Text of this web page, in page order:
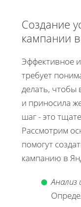
Создание
кампании
Эффективное
требует
делать, чтобы
и приносила
шаг - это
Рассмотрим
помогут
кампанию в
Анализ